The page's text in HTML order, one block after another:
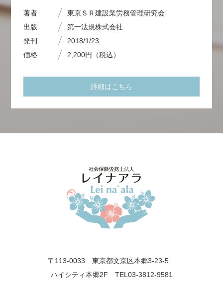
著者
東京ＳＲ建設業労務管理研究会
出版
第一法規株式会社
発刊
2018/1/23
価格
2,200円（税込）
詳細はこちら
〒113-0033 東京都文京区本郷3-23-5
ハイシティ本郷2F TEL03-3812-9581